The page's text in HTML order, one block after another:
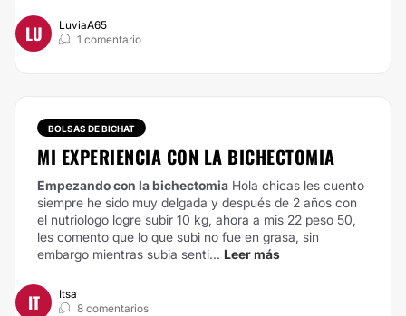
LU
LuviaA65
1 comentario
BOLSAS DE BICHAT
MI EXPERIENCIA CON LA BICHECTOMIA
Empezando con la bichectomia Hola chicas les cuento
siempre he sido muy delgada y después de 2 años con
el nutriologo logre subir 10 kg, ahora a mis 22 peso 50,
les comento que lo que subi no fue en grasa, sin
embargo mientras subia senti... Leer más
IT
Itsa
8 comentarios